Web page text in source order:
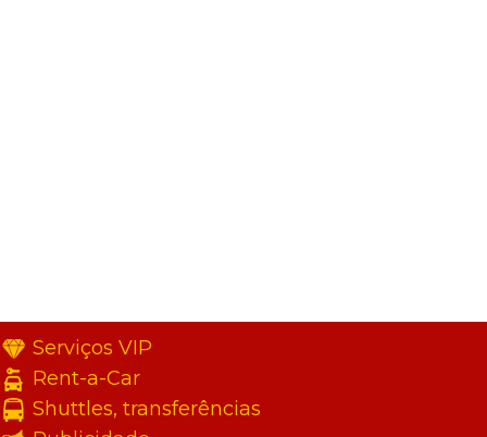
Serviços VIP
Rent-a-Car
Shuttles, transferências